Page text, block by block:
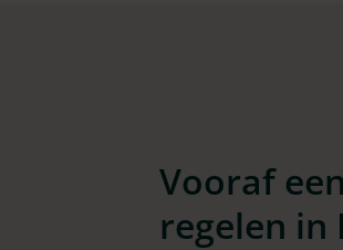
Vooraf
regelen in